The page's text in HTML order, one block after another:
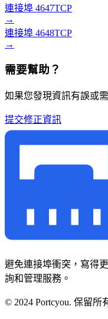
連接埠 4647TCP
→
連接埠 4648TCP
→
需要幫助？
如果您發現資訊有誤或
提交修正資訊
避免連接埠衝突，寫得
詢和管理服務。
© 2024 Portcyou. 保留所